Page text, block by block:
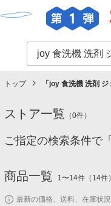
ト一覧
トップ 「 joy 食洗機 洗剤 ジ
ストア一覧 （0件）
ご指定の検索条件で
商品一覧 1〜14件 （ 14件）
最新の価格、送料、在庫状